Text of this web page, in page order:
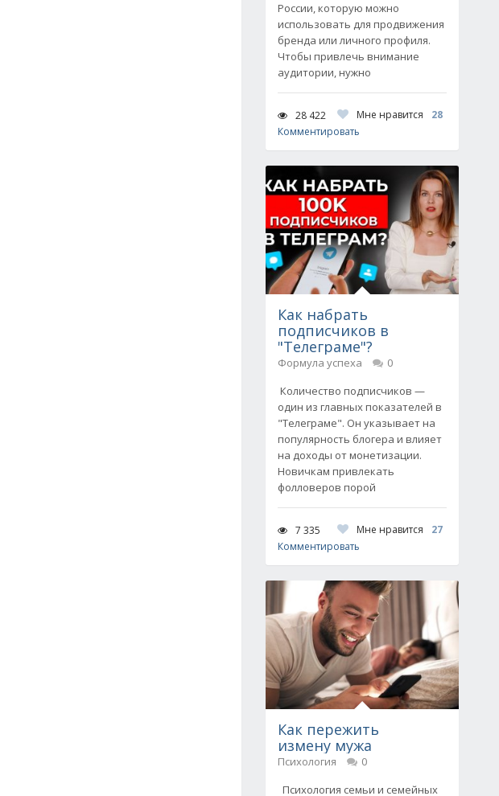
России, которую можно
использовать для продвижения
бренда или личного профиля.
Чтобы привлечь внимание
аудитории, нужно
28 422 Мне нравится
28
Комментировать
Как набрать
подписчиков в
"Телеграме"?
Формула успеха
0
Количество подписчиков —
один из главных показателей в
"Телеграме". Он указывает на
популярность блогера и влияет
на доходы от монетизации.
Новичкам привлекать
фолловеров порой
7 335 Мне нравится
27
Комментировать
Как пережить
измену мужа
Психология
0
Психология семьи и семейных